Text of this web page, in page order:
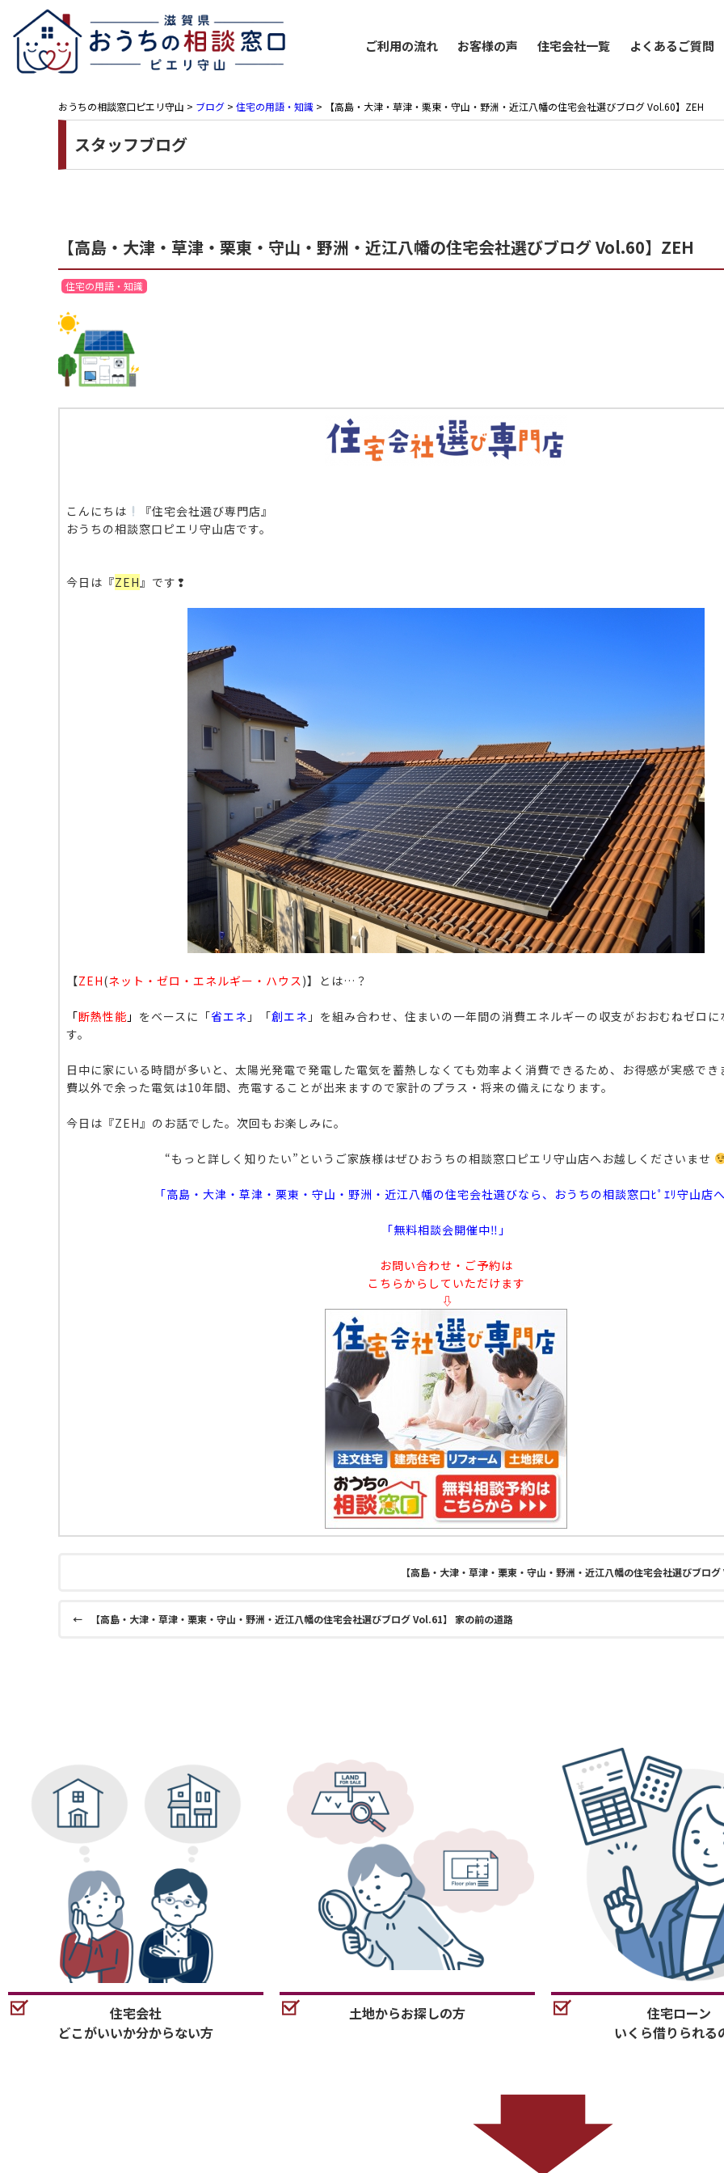
ご利用の流れ お客様の声 住宅会社一覧 よくあるご質問
おうちの相談窓口ピエリ守山 > ブログ > 住宅の用語・知識 > 【高島・大津・草津・栗東・守山・野洲・近江八幡の住宅会社選びブログ Vol.60】ZEH
スタッフブログ
【高島・大津・草津・栗東・守山・野洲・近江八幡の住宅会社選びブログ Vol.60】ZEH
住宅の用語・知識
こんにちは
『住宅会社選び専門店』
おうちの相談窓口ピエリ守山店です。
今日は『ZEH』です❢
【ZEH(ネット・ゼロ・エネルギー・ハウス)】 とは…？
「断熱性能 」 をベースに「省エネ 」「創エネ 」を組み合わせ、住まいの一年間の消費エネルギーの収支がおおむねゼロ
す。
日中に家にいる時間が多いと、太陽光発電で発電した電気を蓄熱しなくても効率よく消費できるため、お得感が実感でき
費以外で余った電気は10年間、売電することが出来ますので家計のプラス・将来の備えになります。
今日は『ZEH』のお話でした。次回もお楽しみに。
“もっと詳しく知りたい”というご家族様はぜひおうちの相談窓口ピエリ守山店へお越しくださいませ
「高島・大津・草津・栗東・守山・野洲・近江八幡の住宅会社選びなら、おうちの相談窓口ﾋﾟｴﾘ守山店
「無料相談会開催中‼」
お問い合わせ・ご予約は
こちらからしていただけます
⇩
【高島・大津・草津・栗東・守山・野洲・近江八幡の住宅会社選びブロ
← 【高島・大津・草津・栗東・守山・野洲・近江八幡の住宅会社選びブログ Vol.61】 家の前の道路
住宅会社
どこがいいか分からない方
土地からお探しの方
住宅ローン
いくら借りられる